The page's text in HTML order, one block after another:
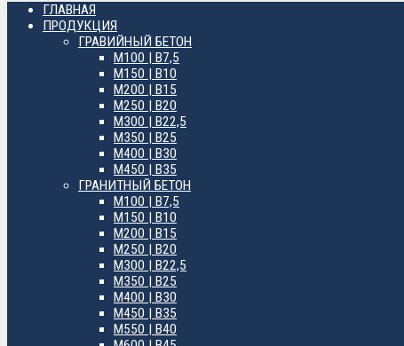
ГЛАВНАЯ
ПРОДУКЦИЯ
ГРАВИЙНЫЙ БЕТОН
М100 | B7,5
М150 | B10
М200 | B15
М250 | B20
М300 | B22,5
М350 | B25
М400 | B30
М450 | B35
ГРАНИТНЫЙ БЕТОН
М100 | B7,5
М150 | B10
М200 | B15
М250 | B20
М300 | B22,5
М350 | B25
М400 | B30
М450 | B35
М550 | B40